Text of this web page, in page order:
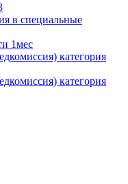
в специальные
1мес
категория
категория